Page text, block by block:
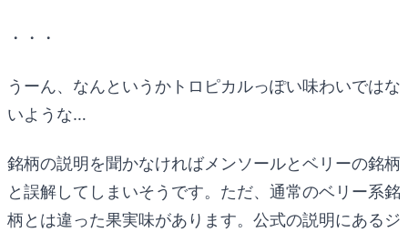
・・・
うーん、なんというかトロピカルっぽい味わいではな
いような…
銘柄の説明を聞かなければメンソールとベリーの銘柄
と誤解してしまいそうです。ただ、通常のベリー系銘
柄とは違った果実味があります。公式の説明にあるジ